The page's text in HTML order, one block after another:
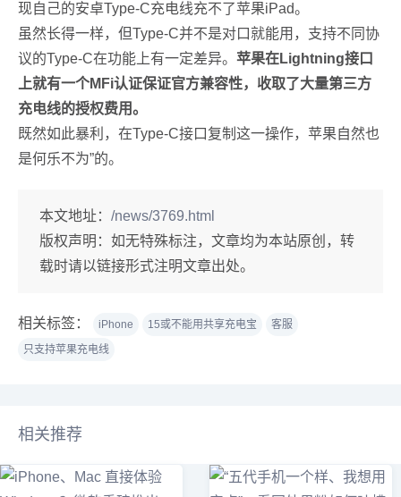
现自己的安卓Type-C充电线充不了苹果iPad。
虽然长得一样，但Type-C并不是对口就能用，支持不同协
议的Type-C在功能上有一定差异。 苹果在Lightning接口
上就有一个MFi认证保证官方兼容性，收取了大量第三方
充电线的授权费用。
既然如此暴利，在Type-C接口复制这一操作，苹果自然也
是何乐不为”的。
本文地址： /news/3769.html
版权声明： 如无特殊标注，文章均为本站原创，转
载时请以链接形式注明文章出处。
相关标签： iPhone 15或不能用共享充电宝
客服
只支持苹果充电线
相关推荐